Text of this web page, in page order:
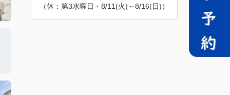
（休：第3水曜日・8/11(火)～8/16(日)）